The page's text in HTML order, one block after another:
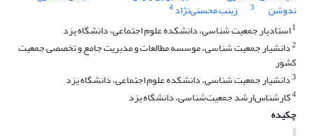
ندوشن 3 زینب محسنی‌نژاد4
1استادیار جمعیت شناسی، دانشکده علوم اجتماعی، دانشگاه یزد
2دانشیار جمعیت شناسی، موسسه مطالعات و مدیریت جامع و تخصصی جمعیت
کشور
3دانشیار جمعیت شناسی، دانشکده علوم اجتماعی، دانشگاه یزد
4کارشناس‌ارشد جمعیت‌شناسی، دانشگاه یزد
چکیده